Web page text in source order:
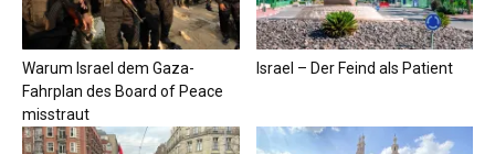
Warum Israel dem Gaza-
Fahrplan des Board of Peace
misstraut
Israel – Der Feind als Patient